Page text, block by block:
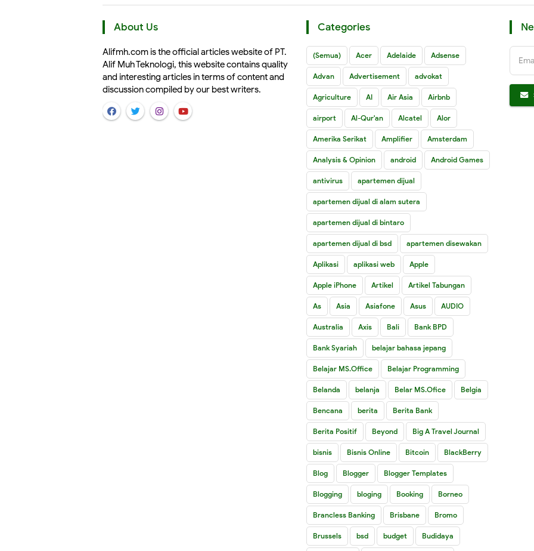
About Us
Alifmh.com is the official articles website of PT.
Alif Muh Teknologi, this website contains quality
and interesting articles in terms of content and
discussion compiled by our best writers.
Categories
(Semua) Acer Adelaide Adsense
Advan Advertisement advokat
Agriculture AI Air Asia Airbnb
airport Al-Qur'an Alcatel Alor
Amerika Serikat Amplifier Amsterdam
Analysis & Opinion android Android Games
antivirus apartemen dijual
apartemen dijual di alam sutera
apartemen dijual di bintaro
apartemen dijual di bsd apartemen disewakan
Aplikasi aplikasi web Apple
Apple iPhone Artikel Artikel Tabungan
As Asia Asiafone Asus AUDIO
Australia Axis Bali Bank BPD
Bank Syariah belajar bahasa jepang
Belajar MS.Office Belajar Programming
Belanda belanja Belar MS.Ofice Belgia
Bencana berita Berita Bank
Berita Positif Beyond Big A Travel Journal
bisnis Bisnis Online Bitcoin BlackBerry
Blog Blogger Blogger Templates
Blogging bloging Booking Borneo
Brancless Banking Brisbane Bromo
Brussels bsd budget Budidaya